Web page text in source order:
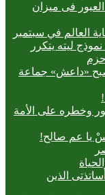
فى ميزان
العالم في سبتمبر
ليته يتكرر
«داعش» جماعة
وخطره على الأمة
الذين